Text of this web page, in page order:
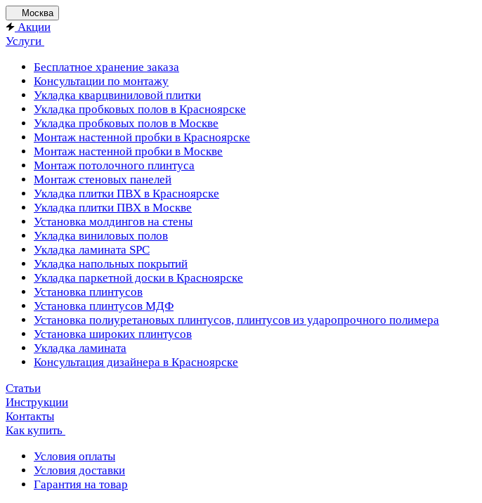
Москва
Акции
Услуги
Бесплатное хранение заказа
Консультации по монтажу
Укладка кварцвиниловой плитки
Укладка пробковых полов в Красноярске
Укладка пробковых полов в Москве
Монтаж настенной пробки в Красноярске
Монтаж настенной пробки в Москве
Монтаж потолочного плинтуса
Монтаж стеновых панелей
Укладка плитки ПВХ в Красноярске
Укладка плитки ПВХ в Москве
Установка молдингов на стены
Укладка виниловых полов
Укладка ламината SPC
Укладка напольных покрытий
Укладка паркетной доски в Красноярске
Установка плинтусов
Установка плинтусов МДФ
Установка полиуретановых плинтусов, плинтусов из ударопрочного полимера
Установка широких плинтусов
Укладка ламината
Консультация дизайнера в Красноярске
Статьи
Инструкции
Контакты
Как купить
Условия оплаты
Условия доставки
Гарантия на товар